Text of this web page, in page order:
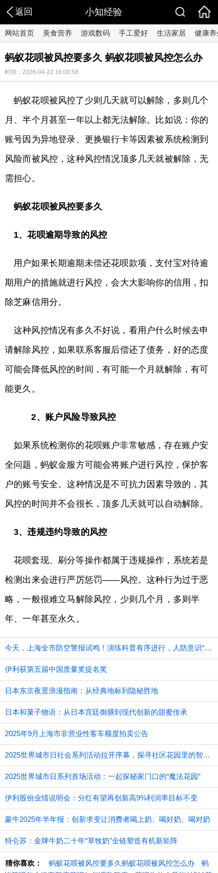
返回 小知经验
网站首页 美食营养 游戏数码 手工爱好 生活家居 健康养
蚂蚁花呗被风控要多久 蚂蚁花呗被风控怎么办
时间：2026-04-22 18:08:58
蚂蚁花呗被风控了少则几天就可以解除，多则几个
月、半个月甚至一年以上都无法解除。比如说：你的
账号因为异地登录、更换银行卡等因素被系统检测到
风险而被风控，这种风控情况顶多几天就被解除，无
需担心。
蚂蚁花呗被风控要多久
1、花呗逾期导致的风控
用户如果长期逾期未偿还花呗款项，支付宝对待逾
期用户的措施就进行风控，会大大影响你的信用，扣
除芝麻信用分。
这种风控情况有多久不好说，看用户什么时候去申
请解除风控，如果联系客服后偿还了债务，好的态度
可能会降低风控的时间，有可能一个月就解除，有可
能更久。
2、账户风险导致风控
如果系统检测你的花呗账户非常敏感，存在账户安
全问题，蚂蚁金服方可能会将账户进行风控，保护客
户的账号安全。这种情况是不可抗力因素导致的，其
风控的时间并不会很长，顶多几天就可以自动解除。
3、违规违约导致的风控
花呗套现、刷分等操作都属于违规操作，系统若是
检测出来会进行严厉惩罚——风控。这种行为过于恶
略，一般很难立马解除风控，少则几个月，多则半
年、一年甚至永久。
今天，上海全市防空警报试鸣！演练科普有序进行，人防意识“声入人心”
伊利获第五届中国质量奖提名奖
日本东京夜景浪漫指南：从经典地标到隐秘胜地
日本和菓子物语：从日本宫廷御膳到现代创新的甜蜜传承
2025年9月上海市非营业性客车额度拍卖公告
2025世界城市日社会系列活动拉开序幕，探寻社区花园里的智慧应用
2025世界城市日系列首场活动：一起探秘家门口的“魔法花园”
伊利股份业绩说明会：分红有望再创新高9%利润率目标不变
蒙牛2025年半年报：创新求变让消费者喝上奶、喝好奶、喝对奶
特仑苏：金牌牛奶二十年“草牧奶”全链塑造有机新矩阵
猜你喜欢： 蚂蚁花呗被风控要多久蚂蚁花呗被风控怎么办
蚂